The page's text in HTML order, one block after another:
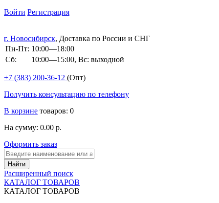
Войти Регистрация
г. Новосибирск, Доставка по России и СНГ
Пн-Пт: 10:00—18:00
Сб:
10:00—15:00, Вс: выходной
+7 (383) 200-36-12 (Опт)
Получить консультацию по телефону
В корзине товаров: 0
На сумму: 0.00 р.
Оформить заказ
Расширенный поиск
КАТАЛОГ ТОВАРОВ
КАТАЛОГ ТОВАРОВ